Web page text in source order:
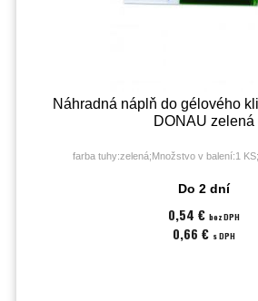
Náhradná náplň do gélového
DONAU zelená
farba tuhy:zelená;Množstvo v balení:1
Do 2 dní
0,54 € bez DPH
0,66 € s DPH